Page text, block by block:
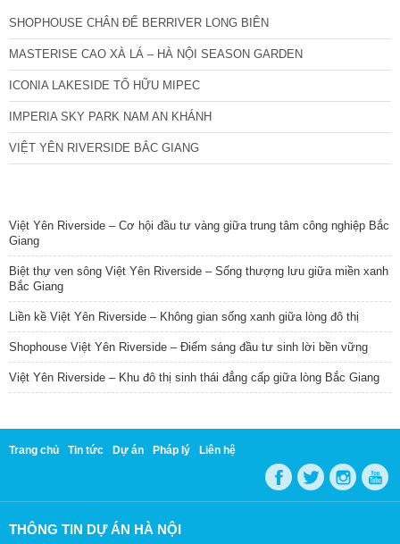
SHOPHOUSE CHÂN ĐẾ BERRIVER LONG BIÊN
MASTERISE CAO XÀ LÁ – HÀ NỘI SEASON GARDEN
ICONIA LAKESIDE TỐ HỮU MIPEC
IMPERIA SKY PARK NAM AN KHÁNH
VIỆT YÊN RIVERSIDE BẮC GIANG
Việt Yên Riverside – Cơ hội đầu tư vàng giữa trung tâm công nghiệp Bắc
Giang
Biệt thự ven sông Việt Yên Riverside – Sống thượng lưu giữa miền xanh
Bắc Giang
Liền kề Việt Yên Riverside – Không gian sống xanh giữa lòng đô thị
Shophouse Việt Yên Riverside – Điểm sáng đầu tư sinh lời bền vững
Việt Yên Riverside – Khu đô thị sinh thái đẳng cấp giữa lòng Bắc Giang
Trang chủ Tin tức Dự án Pháp lý Liên hệ
THÔNG TIN DỰ ÁN HÀ NỘI